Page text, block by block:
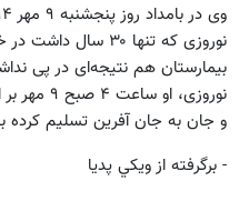
نوروزی که تنها ۳۰
بیمارستان هم نتیجه‌ای در پی
نوروزی،
و جان به جان آفرین تسلیم کرده
- برگرفته از ويكي پديا